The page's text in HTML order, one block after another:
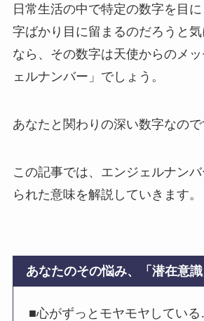
日常生活の中で特定の数字を目
字ばかり目に留まるのだろうと
なら、その数字は天使からのメ
ェルナンバー」でしょう。
あなたと関わりの深い数字なので
この記事では、エンジェルナン
られた意味を解説していきます。
あなたのその悩み、「潜在意
■心がずっとモヤモヤしてい